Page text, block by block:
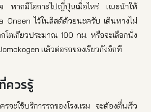
หากมีโอกาสไปญี่ปุ่นเมื่อไหร่ แนะนำให้
Onsen ไว้ในลิสต์ด้วยนะครับ เดินทางไม่
โตเกียวประมาณ 100 กม. หรือจะเลือกนั่ง
แล้วต่อรถของเรียวกังอีกที
ควรรู้
จะใช้บริการรถของโรงแรม จะต้องตื่นเร็ว